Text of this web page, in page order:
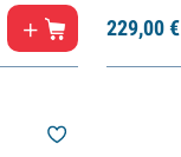
229,00€